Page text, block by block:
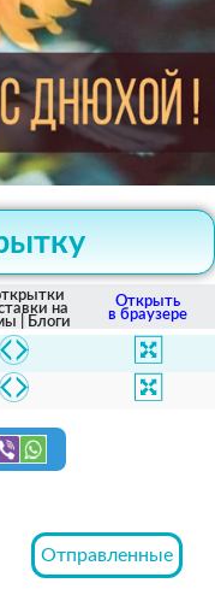
на
| Блоги
Открыть
в браузере
Отправленные